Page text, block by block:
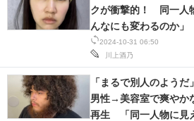
モノづくり技術者専門サイト
エレクトロニクス専門サイト
電子設計の基本と応用
エネルギーの専門メディア
2024-10-31 06:50
川上酒乃
クが衝撃的！ 同一人
んなにも変わるのか」
「まるで別人のよう
男性→美容室で爽やか
再生 「同一人物に見